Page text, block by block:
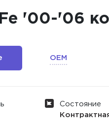
'00-'06
OEM
Состояние